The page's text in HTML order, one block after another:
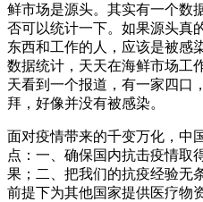
鲜市场是源头。其实有一个数
否可以统计一下。如果源头真
东西和工作的人，应该是被感
数据统计，天天在海鲜市场工
天看到一个报道，有一家四口
拜，好像并没有被感染。
面对疫情带来的千变万化，中
点：一、确保国内抗击疫情取
果；二、把我们的抗疫经验无
前提下为其他国家提供医疗物